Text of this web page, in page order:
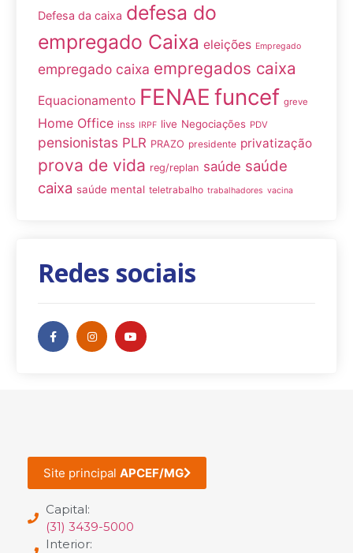
Defesa da caixa defesa do
empregado Caixa eleições Empregado
empregado caixa empregados caixa
Equacionamento FENAE funcef greve
Home Office inss IRPF live Negociações PDV
pensionistas PLR PRAZO presidente privatização
prova de vida reg/replan saúde saúde
caixa saúde mental teletrabalho trabalhadores vacina
Redes sociais
Site principal APCEF/MG
Capital:
(31) 3439-5000
Interior: